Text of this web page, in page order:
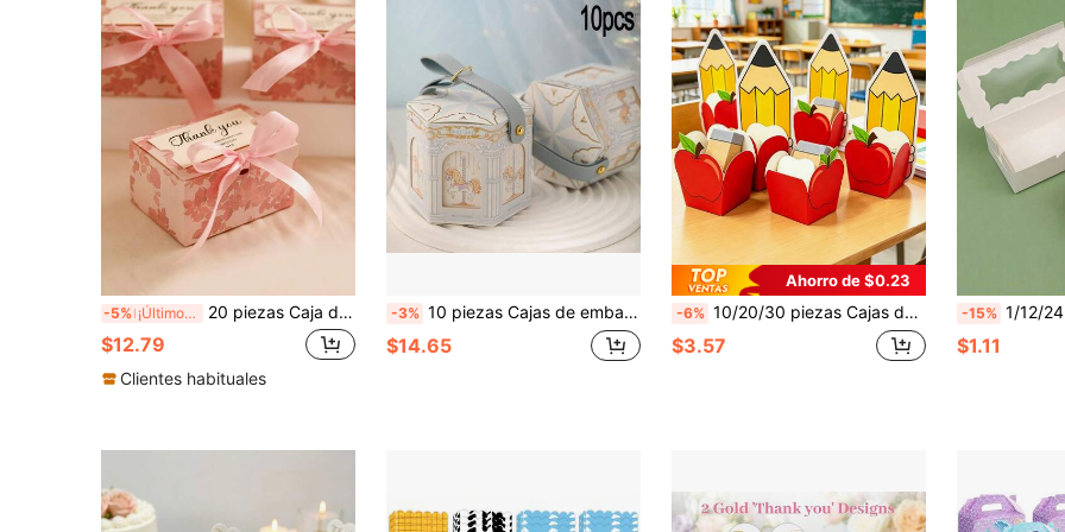
-5% ¡Últimos 3 días 20 piezas Caja de regalo de boda en blanco DIY con cinta & tarjetas, perfecta para regalos de fiesta de cumpleaños, manualidades DIY & exhibiciones elegantes de boda, Día de San Valentín, cajas de regalo
$12.79
Clientes habituales
-3% 10 piezas Cajas de embalaje de caramelos con diseño de carrusel, cajas de regalo, cajas de obsequios, adecuadas para bodas, cumpleaños, festivales, tiendas de dulces
$14.65
Ahorro de $0.23
-6% 10/20/30 piezas Cajas de regalo con forma de manzana roja con 10/20/30 piezas Tarjetas de lápiz Diseño de lápiz de manzana de dibujos animados Caja de regalo Cajas de recuerdos para fiestas Primer día de escuela Caja de embalaje de regalo de papel para cumpleaños Decoraciones de fiesta de regreso a la escuela Regalos para maestros de graduación
$3.57
-15% 1/12/24 piezas Cajas de almacenamiento de regalos cuadradas con tapas,
$1.11